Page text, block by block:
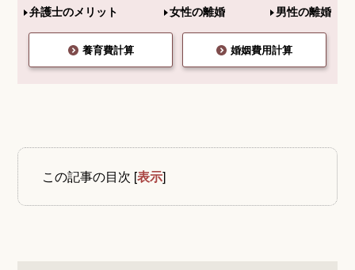
弁護士のメリット 女性の離婚 男性の離婚
養育費計算 婚姻費用計算
この記事の目次 [表示]